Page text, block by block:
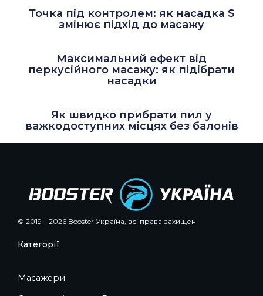
Точка під контролем: як насадка S
змінює підхід до масажу
Максимальний ефект від
перкусійного масажу: як підібрати
насадки
Як швидко прибрати пил у
важкодоступних місцях без балонів
© 2019 – 2026 Booster Україна, всі права захищені
Категорії
Масажери